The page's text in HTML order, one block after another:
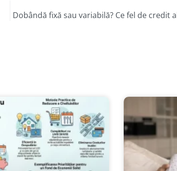
Dobândă fixă sau variabilă? Ce fel de credit